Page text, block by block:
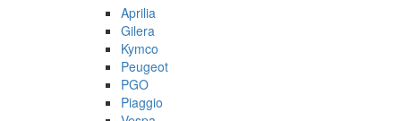
Aprilia
Gilera
Kymco
Peugeot
PGO
Piaggio